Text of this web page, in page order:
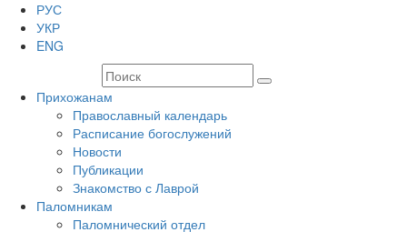
РУС
УКР
ENG
Прихожанам
Православный календарь
Расписание богослужений
Новости
Публикации
Знакомство с Лаврой
Паломникам
Паломнический отдел